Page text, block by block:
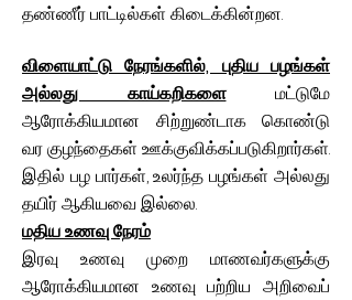
தண்ணீர் பாட்டில்கள் கிடைக்கின்றன.
விளையாட்டு நேரங்களில், புதிய பழங்கள்
அல்லது காய்கறிகளைமட்டுமே
ஆரோக்கியமான சிற்றுண்டாக கொண்டு
வர குழந்தைகள் ஊக்குவிக்கப்படுகிறார்கள்.
இதில் பழ பார்கள், உலர்ந்த பழங்கள் அல்லது
தயிர் ஆகியவை இல்லை.
மதிய உணவு நேரம்
இரவு உணவு முறை மாணவர்களுக்கு
ஆரோக்கியமான உணவு பற்றிய அறிவைப்